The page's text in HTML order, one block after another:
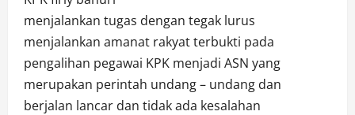
menjalankan tugas dengan tegak lurus
menjalankan amanat rakyat terbukti pada
pengalihan pegawai KPK menjadi ASN yang
merupakan perintah undang – undang dan
berjalan lancar dan tidak ada kesalahan